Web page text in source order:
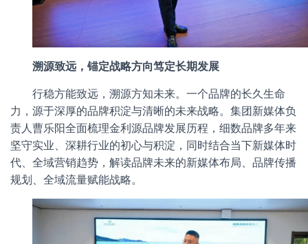
溯源致远，锚定战略方向笃定长期发展
行稳方能致远，溯源方知未来。一个品牌的长久生命
力，源于深厚的品牌积淀与清晰的未来战略。集团新媒体负
责人曹乐阳全面梳理金利源品牌发展历程，细数品牌多年来
坚守实业、深耕行业的初心与积淀，同时结合当下新媒体时
代、全域营销趋势，解读品牌未来的新媒体布局、品牌传播
规划、全域流量赋能战略。